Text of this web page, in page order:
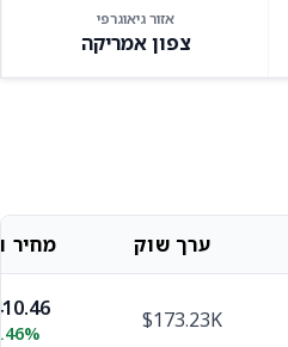
אזור גיאוגרפי
צפון אמריקה
ערך שוק מחיר
$173.23K